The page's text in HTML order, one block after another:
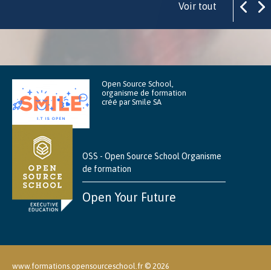
Voir tout
Open Source School,
organisme de formation
créé par Smile SA
OSS - Open Source School Organisme
de formation
Open Your Future
www.formations.opensourceschool.fr © 2026